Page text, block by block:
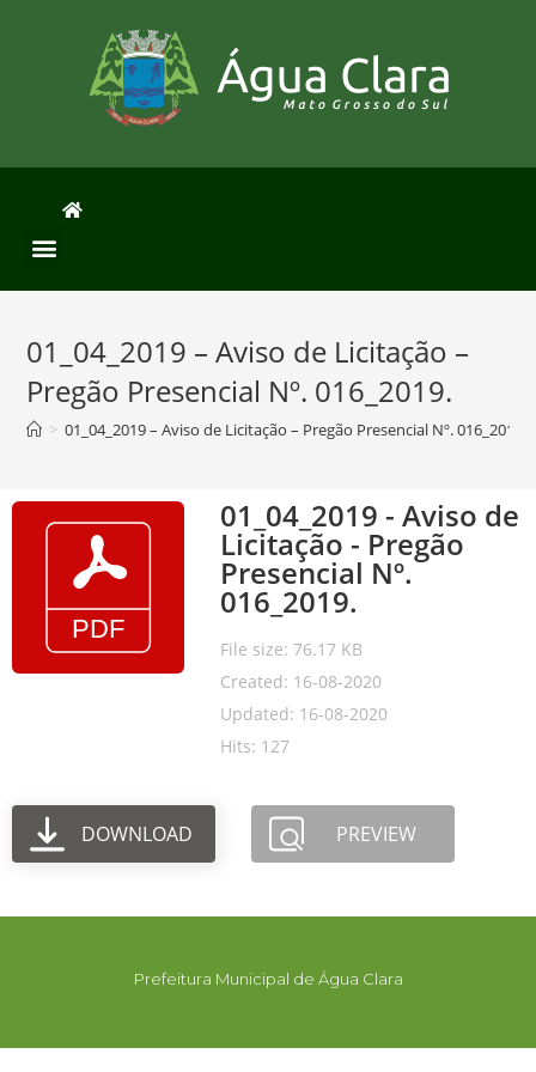
01_04_2019 – Aviso de Licitação –
Pregão Presencial Nº. 016_2019.
> 01_04_2019 – Aviso de Licitação – Pregão Presencial Nº. 016_2019.
01_04_2019 - Aviso de
Licitação - Pregão
Presencial Nº.
016_2019.
File size: 76.17 KB
Created: 16-08-2020
Updated: 16-08-2020
Hits: 127
DOWNLOAD PREVIEW
Prefeitura Municipal de Água Clara